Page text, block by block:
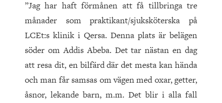
”Jag har haft förmånen att få tillbringa tre
månader som praktikant/sjuksköterska på
LCEt:s klinik i Qersa. Denna plats är belägen
söder om Addis Abeba. Det tar nästan en dag
att resa dit, en bilfärd där det mesta kan hända
och man får samsas om vägen med oxar, getter,
åsnor, lekande barn, m.m. Det blir i alla fall